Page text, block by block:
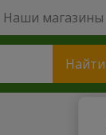
Наши магазины
Найти